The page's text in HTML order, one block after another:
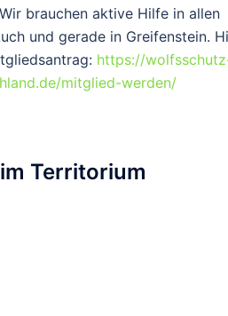
brauchen aktive Hilfe in allen
und gerade in Greifenstein.
https://
mitglied-werden/
Territorium